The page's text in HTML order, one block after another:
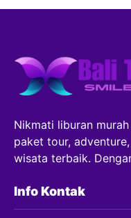
Nikmati liburan
paket tour,
wisata terbaik.
Info Kontak